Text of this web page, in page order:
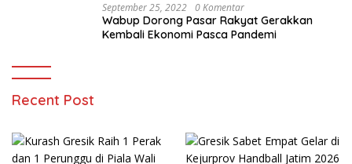
September 25, 2022 0 Komentar
Wabup Dorong Pasar Rakyat Gerakkan
Kembali Ekonomi Pasca Pandemi
Recent Post